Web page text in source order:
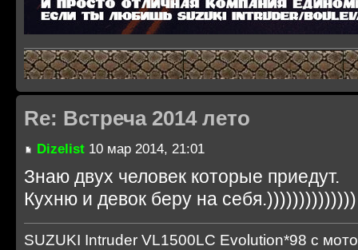
Re: Встреча 2014 лето
Dizelist 10 мар 2014, 21:01
Знаю двух человек которые приедут.
Кухню и девок беру на себя.))))))))))))))
SUZUKI Intruder VL1500LC Evolution*98 с